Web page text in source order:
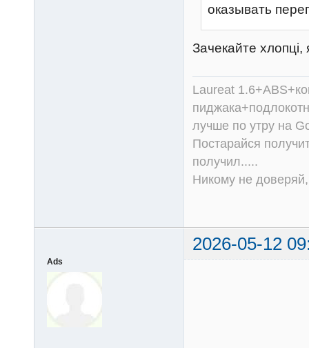
оказывать
Зачекайте хлопці,
Laureat
лучше по утру на
Постарайся
получил.....
Никому не
2026-05-12
Ads